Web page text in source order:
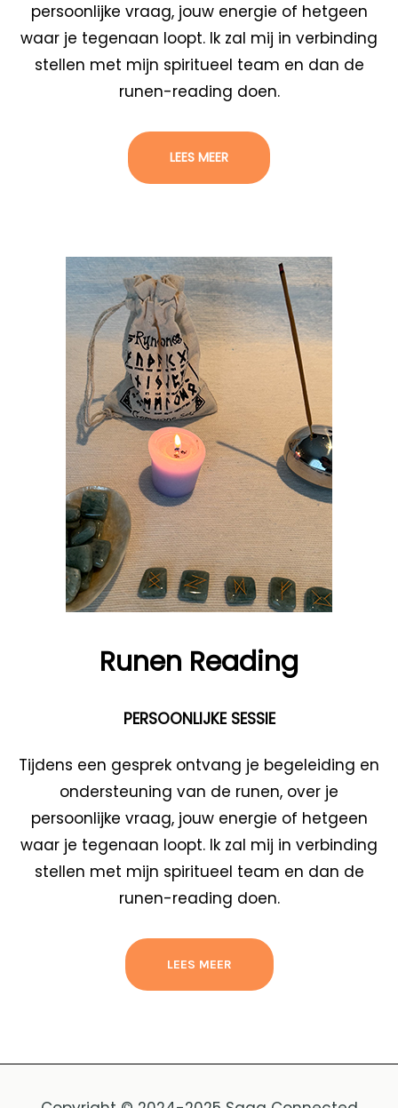
persoonlijke vraag, jouw energie of hetgeen
waar je tegenaan loopt. Ik zal mij in verbinding
stellen met mijn spiritueel team en dan de
runen-reading doen.
LEES MEER
Runen Reading
PERSOONLIJKE SESSIE
Tijdens een gesprek ontvang je begeleiding en
ondersteuning van de runen, over je
persoonlijke vraag, jouw energie of hetgeen
waar je tegenaan loopt. Ik zal mij in verbinding
stellen met mijn spiritueel team en dan de
runen-reading doen.
LEES MEER